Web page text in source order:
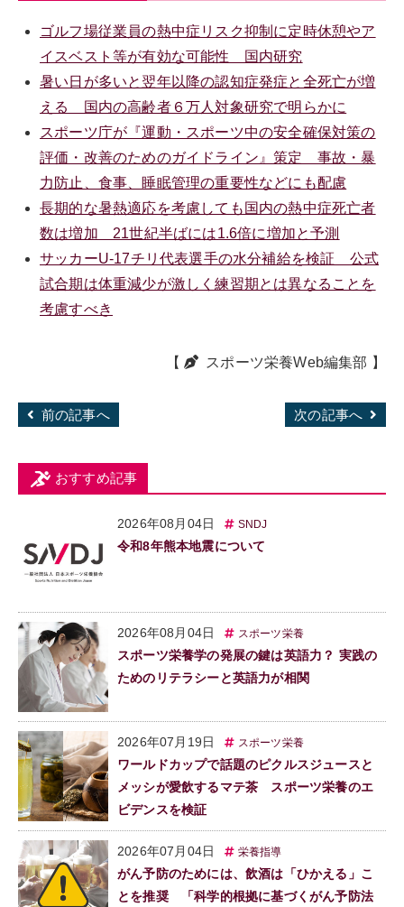
ゴルフ場従業員の熱中症リスク抑制に定時休憩やア
イスベスト等が有効な可能性 国内研究
暑い日が多いと翌年以降の認知症発症と全死亡が増
える 国内の高齢者６万人対象研究で明らかに
スポーツ庁が『運動・スポーツ中の安全確保対策の
評価・改善のためのガイドライン』策定 事故・暴
力防止、食事、睡眠管理の重要性などにも配慮
長期的な暑熱適応を考慮しても国内の熱中症死亡者
数は増加 21世紀半ばには1.6倍に増加と予測
サッカーU-17チリ代表選手の水分補給を検証 公式
試合期は体重減少が激しく練習期とは異なることを
考慮すべき
【 スポーツ栄養Web編集部 】
前の記事へ 次の記事へ
おすすめ記事
2026年08月04日 SNDJ
令和8年熊本地震について
2026年08月04日 スポーツ栄養
スポーツ栄養学の発展の鍵は英語力？ 実践の
ためのリテラシーと英語力が相関
2026年07月19日 スポーツ栄養
ワールドカップで話題のピクルスジュースと
メッシが愛飲するマテ茶 スポーツ栄養のエ
ビデンスを検証
2026年07月04日 栄養指導
がん予防のためには、飲酒は「ひかえる」こ
とを推奨 「科学的根拠に基づくがん予防法